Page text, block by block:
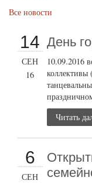
Все новости
14
СЕН
16
День
10.09.2016
Читать
6
СЕН